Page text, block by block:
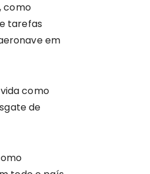
como
tarefas
em
como
de